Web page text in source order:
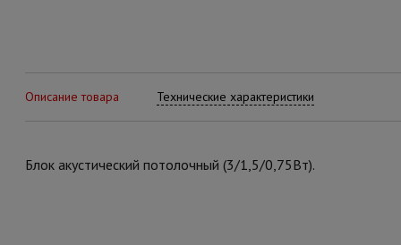
Описание товара Технические характеристики
Блок акустический потолочный (3/1,5/0,75Вт).